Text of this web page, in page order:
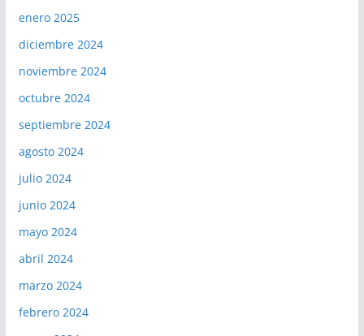
enero 2025
diciembre 2024
noviembre 2024
octubre 2024
septiembre 2024
agosto 2024
julio 2024
junio 2024
mayo 2024
abril 2024
marzo 2024
febrero 2024